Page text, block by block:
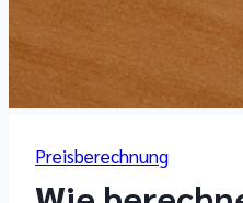
Preisberechnung